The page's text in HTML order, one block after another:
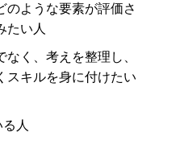
のような要素が評価さ
たい人
く、考えを整理し、
スキルを身に付けたい
人